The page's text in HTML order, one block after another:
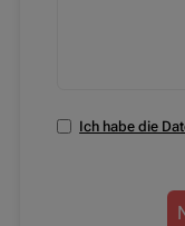
Ich habe die